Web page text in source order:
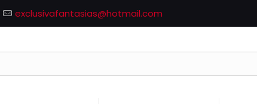
exclusivafantasias@hotmail.com